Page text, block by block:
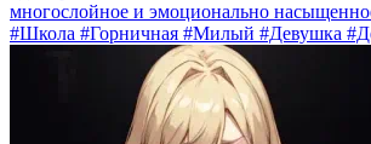
многослойное и эмоционально
#Школа #Горничная #Милый #Девушка